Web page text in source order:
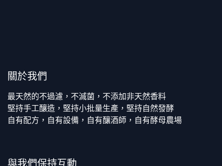
關於我們
最天然的不過濾，不滅菌，不添加非天然香料
堅持手工釀造，堅持小批量生產，堅持自然發酵
自有配方，自有設備，自有釀酒師，自有酵母農場
與我們保持互動